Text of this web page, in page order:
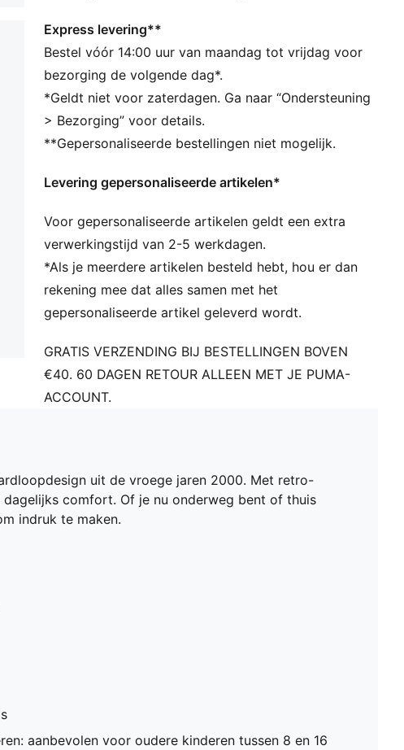
ALLE INS EN OUTS
SOFTFOAM+: comfortabele instap-inlegzool voor
zachte demping dankzij de extra dikke hiel
Het bovenwerk van de schoenen is gemaakt met
minstens 20% gerecyclede materialen en de zool is
gemaakt met minstens 10% gerecyclede materialen
DETAILS
Type neus: Rond
Type hak: Plat
PUMA-merkdetails
PUMA voor jongeren: aanbevolen voor oudere
kinderen tussen 8 en 16 jaar
Express levering**
Bestel vóór 14:00 uur van maandag tot vrijdag voor
bezorging de volgende dag*.
*Geldt niet voor zaterdagen. Ga naar “Ondersteuning
> Bezorging” voor details.
**Gepersonaliseerde bestellingen niet mogelijk.
Levering gepersonaliseerde artikelen*
Voor gepersonaliseerde artikelen geldt een extra
verwerkingstijd van 2-5 werkdagen.
*Als je meerdere artikelen besteld hebt, hou er dan
rekening mee dat alles samen met het
gepersonaliseerde artikel geleverd wordt.
GRATIS VERZENDING BIJ BESTELLINGEN BOVEN
€40. 60 DAGEN RETOUR ALLEEN MET JE PUMA-
ACCOUNT.
uit de vroege jaren 2000. Met retro-
comfort. Of je nu onderweg bent of thuis
indruk te maken.
aanbevolen voor oudere kinderen tussen 8 en 16